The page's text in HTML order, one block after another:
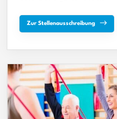
Zur Stellenausschreibung